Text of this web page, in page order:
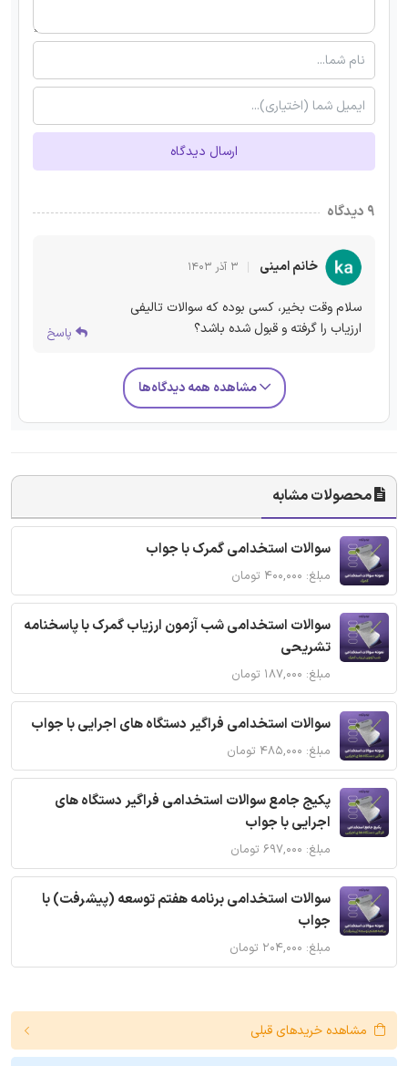
ارسال دیدگاه
۹ دیدگاه
خانم امینی ۳ آذر ۱۴۰۳
سلام وقت بخیر، کسی بوده که سوالات تالیفی
ارزیاب را گرفته و قبول شده باشد؟
پاسخ
مشاهده همه دیدگاه‌ها
محصولات مشابه
سوالات استخدامی گمرک با جواب
مبلغ: ۴۰۰,۰۰۰ تومان
سوالات استخدامی شب آزمون ارزیاب گمرک با پاسخنامه
تشریحی
مبلغ: ۱۸۷,۰۰۰ تومان
سوالات استخدامی فراگیر دستگاه های اجرایی با جواب
مبلغ: ۴۸۵,۰۰۰ تومان
پکیج جامع سوالات استخدامی فراگیر دستگاه های
اجرایی با جواب
مبلغ: ۶۹۷,۰۰۰ تومان
سوالات استخدامی برنامه هفتم توسعه (پیشرفت) با
جواب
مبلغ: ۲۰۴,۰۰۰ تومان
مشاهده خریدهای قبلی